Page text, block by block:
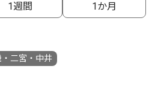
1週間 1か月
二宮・中井